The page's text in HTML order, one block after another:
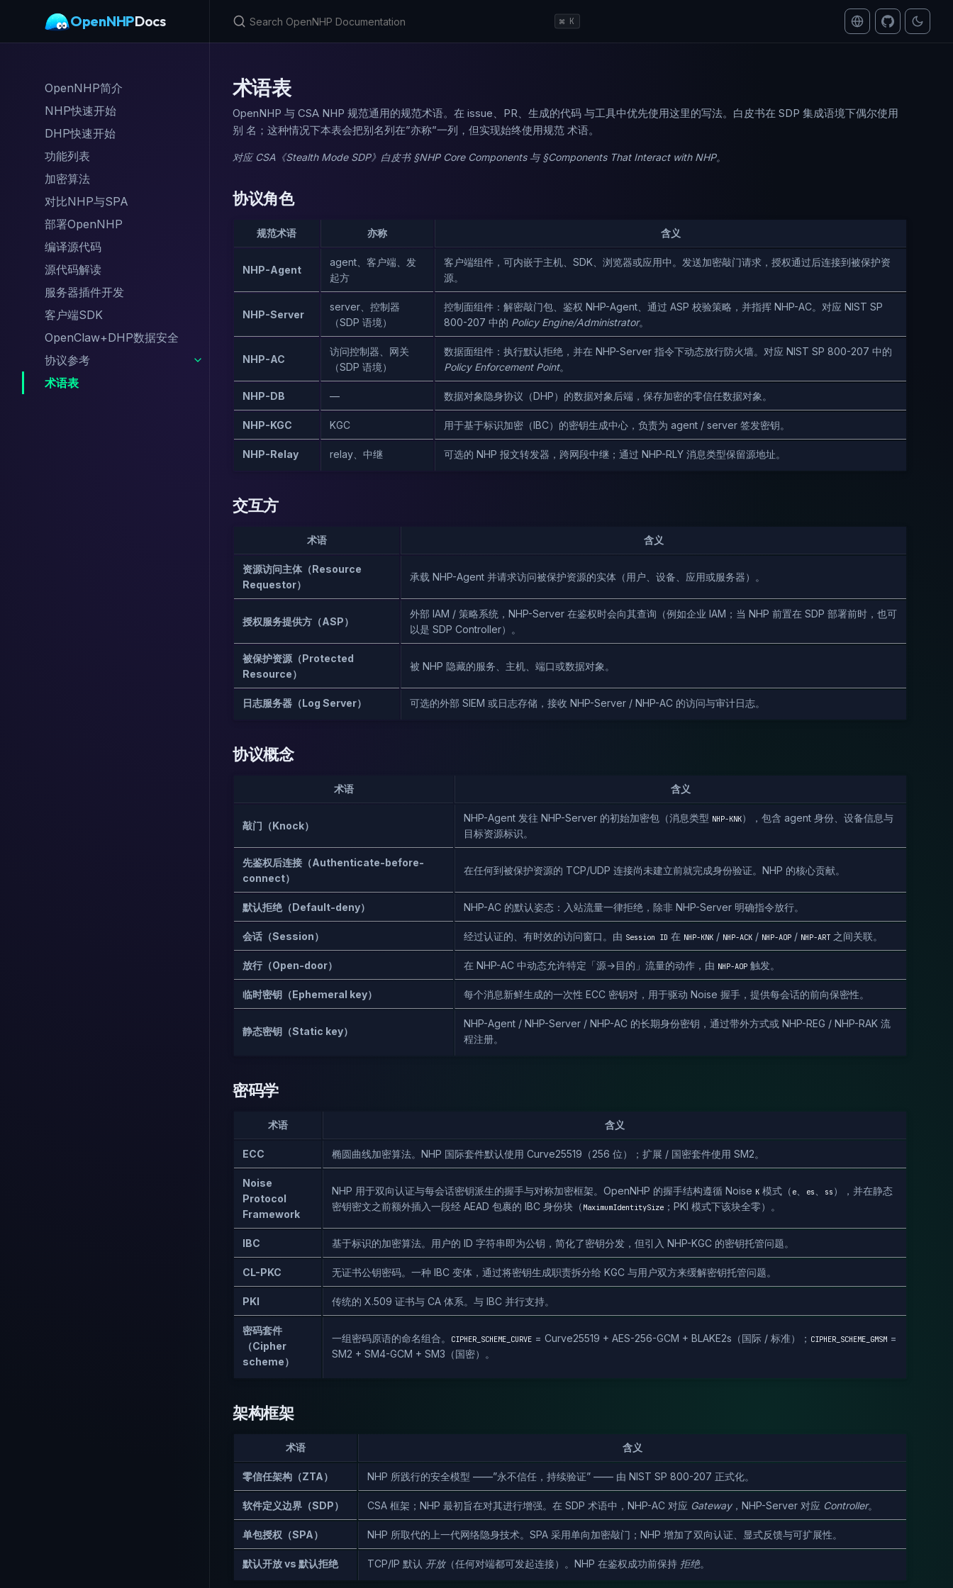
OpenNHPDocs
OpenNHP简介
NHP快速开始
DHP快速开始
功能列表
加密算法
对比NHP与SPA
部署OpenNHP
编译源代码
源代码解读
服务器插件开发
客户端SDK
OpenClaw+DHP数据安全
协议参考
术语表
⌘ K
术语表
OpenNHP 与 CSA NHP 规范通用的规范术语。在 issue、PR、生成的代码 与工具中优先使用这里的写法。白皮书在 SDP 集成语境下偶尔使用
别 名；这种情况下本表会把别名列在”亦称”一列，但实现始终使用规范 术语。
对应 CSA《Stealth Mode SDP》白皮书 §NHP Core Components 与 §Components That Interact with NHP。
协议角色
规范术语 亦称 含义
NHP-Agent
agent、客户端、发
起方
客户端组件，可内嵌于主机、SDK、浏览器或应用中。发送加密敲门请求，授权通过后连接到被保护资
源。
NHP-Server
server、控制器
（SDP 语境）
控制面组件：解密敲门包、鉴权 NHP-Agent、通过 ASP 校验策略，并指挥 NHP-AC。对应 NIST SP
800-207 中的 Policy Engine/Administrator。
NHP-AC
访问控制器、网关
（SDP 语境）
数据面组件：执行默认拒绝，并在 NHP-Server 指令下动态放行防火墙。对应 NIST SP 800-207 中的
Policy Enforcement Point。
NHP-DB — 数据对象隐身协议（DHP）的数据对象后端，保存加密的零信任数据对象。
NHP-KGC KGC 用于基于标识加密（IBC）的密钥生成中心，负责为 agent / server 签发密钥。
NHP-Relay relay、中继 可选的 NHP 报文转发器，跨网段中继；通过 NHP-RLY 消息类型保留源地址。
交互方
术语 含义
资源访问主体（Resource
Requestor）
承载 NHP-Agent 并请求访问被保护资源的实体（用户、设备、应用或服务器）。
授权服务提供方（ASP）
外部 IAM / 策略系统，NHP-Server 在鉴权时会向其查询（例如企业 IAM；当 NHP 前置在 SDP 部署前时，也可
以是 SDP Controller）。
被保护资源（Protected
Resource）
被 NHP 隐藏的服务、主机、端口或数据对象。
日志服务器（Log Server） 可选的外部 SIEM 或日志存储，接收 NHP-Server / NHP-AC 的访问与审计日志。
协议概念
术语 含义
敲门（Knock）
NHP-Agent 发往 NHP-Server 的初始加密包（消息类型 NHP-KNK），包含 agent 身份、设备信息与
目标资源标识。
先鉴权后连接（Authenticate-before-
connect）
在任何到被保护资源的 TCP/UDP 连接尚未建立前就完成身份验证。NHP 的核心贡献。
默认拒绝（Default-deny） NHP-AC 的默认姿态：入站流量一律拒绝，除非 NHP-Server 明确指令放行。
会话（Session） 经过认证的、有时效的访问窗口。由 Session ID 在 NHP-KNK / NHP-ACK / NHP-AOP / NHP-ART 之间关联。
放行（Open-door） 在 NHP-AC 中动态允许特定「源→目的」流量的动作，由 NHP-AOP 触发。
临时密钥（Ephemeral key） 每个消息新鲜生成的一次性 ECC 密钥对，用于驱动 Noise 握手，提供每会话的前向保密性。
静态密钥（Static key）
NHP-Agent / NHP-Server / NHP-AC 的长期身份密钥，通过带外方式或 NHP-REG / NHP-RAK 流
程注册。
密码学
术语 含义
ECC 椭圆曲线加密算法。NHP 国际套件默认使用 Curve25519（256 位）；扩展 / 国密套件使用 SM2。
Noise
Protocol
Framework
NHP 用于双向认证与每会话密钥派生的握手与对称加密框架。OpenNHP 的握手结构遵循 Noise K 模式（ e es ss ），并在静态
密钥密文之前额外插入一段经 AEAD 包裹的 IBC 身份块（ MaximumIdentitySize ；PKI 模式下该块全零）。
IBC 基于标识的加密算法。用户的 ID 字符串即为公钥，简化了密钥分发，但引入 NHP-KGC 的密钥托管问题。
CL-PKC 无证书公钥密码。一种 IBC 变体，通过将密钥生成职责拆分给 KGC 与用户双方来缓解密钥托管问题。
PKI 传统的 X.509 证书与 CA 体系。与 IBC 并行支持。
密码套件
（Cipher
scheme）
一组密码原语的命名组合。 CIPHER_SCHEME_CURVE = Curve25519 + AES-256-GCM + BLAKE2s（国际 / 标准）； CIPHER_SCHEME_GMSM =
SM2 + SM4-GCM + SM3（国密）。
架构框架
术语 含义
零信任架构（ZTA） NHP 所践行的安全模型 ——”永不信任，持续验证” —— 由 NIST SP 800-207 正式化。
软件定义边界（SDP） CSA 框架；NHP 最初旨在对其进行增强。在 SDP 术语中，NHP-AC 对应 Gateway，NHP-Server 对应 Controller。
单包授权（SPA） NHP 所取代的上一代网络隐身技术。SPA 采用单向加密敲门；NHP 增加了双向认证、显式反馈与可扩展性。
默认开放 vs 默认拒绝 TCP/IP 默认 开放（任何对端都可发起连接）。NHP 在鉴权成功前保持 拒绝。